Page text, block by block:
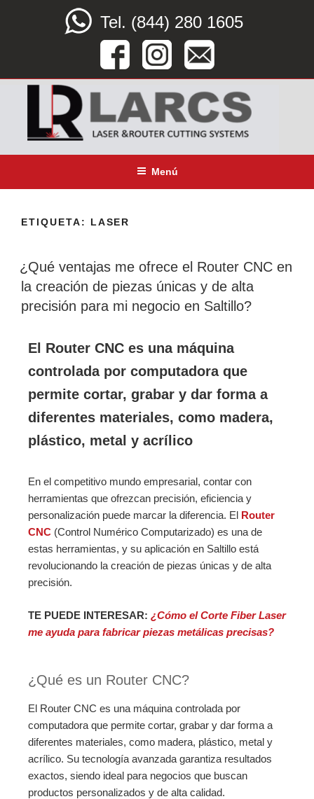
Tel. (844) 280 1605
Menú
ETIQUETA: LASER
¿Qué ventajas me ofrece el Router CNC en
la creación de piezas únicas y de alta
precisión para mi negocio en Saltillo?
El Router CNC es una máquina
controlada por computadora que
permite cortar, grabar y dar forma a
diferentes materiales, como madera,
plástico, metal y acrílico
En el competitivo mundo empresarial, contar con
herramientas que ofrezcan precisión, eficiencia y
personalización puede marcar la diferencia. El Router
CNC (Control Numérico Computarizado) es una de
estas herramientas, y su aplicación en Saltillo está
revolucionando la creación de piezas únicas y de alta
precisión.
TE PUEDE INTERESAR: ¿Cómo el Corte Fiber Laser
me ayuda para fabricar piezas metálicas precisas?
¿Qué es un Router CNC?
El Router CNC es una máquina controlada por
computadora que permite cortar, grabar y dar forma a
diferentes materiales, como madera, plástico, metal y
acrílico. Su tecnología avanzada garantiza resultados
exactos, siendo ideal para negocios que buscan
productos personalizados y de alta calidad.